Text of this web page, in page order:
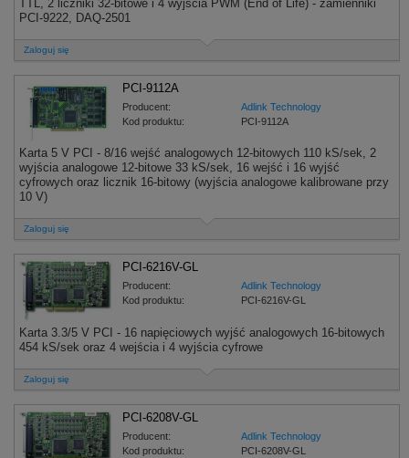
TTL, 2 liczniki 32-bitowe i 4 wyjścia PWM (End of Life) - zamienniki
PCI-9222, DAQ-2501
Zaloguj się
PCI-9112A
Producent:
Adlink Technology
Kod produktu:
PCI-9112A
Karta 5 V PCI - 8/16 wejść analogowych 12-bitowych 110 kS/sek, 2
wyjścia analogowe 12-bitowe 33 kS/sek, 16 wejść i 16 wyjść
cyfrowych oraz licznik 16-bitowy (wyjścia analogowe kalibrowane przy
10 V)
Zaloguj się
PCI-6216V-GL
Producent:
Adlink Technology
Kod produktu:
PCI-6216V-GL
Karta 3.3/5 V PCI - 16 napięciowych wyjść analogowych 16-bitowych
454 kS/sek oraz 4 wejścia i 4 wyjścia cyfrowe
Zaloguj się
PCI-6208V-GL
Producent:
Adlink Technology
Kod produktu:
PCI-6208V-GL